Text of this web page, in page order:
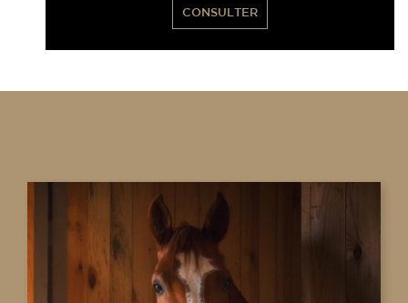
CONSULTER